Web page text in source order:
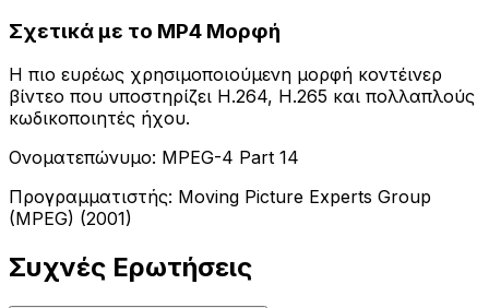
Σχετικά με το MP4 Μορφή
Η πιο ευρέως χρησιμοποιούμενη μορφή κοντέινερ
βίντεο που υποστηρίζει H.264, H.265 και πολλαπλούς
κωδικοποιητές ήχου.
Ονοματεπώνυμο: MPEG-4 Part 14
Προγραμματιστής: Moving Picture Experts Group
(MPEG) (2001)
Συχνές Ερωτήσεις